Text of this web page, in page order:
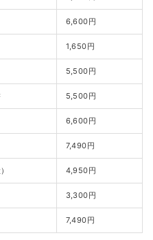
6,600円
1,650円
5,500円
5,500円
6,600円
7,490円
4,950円
3,300円
7,490円